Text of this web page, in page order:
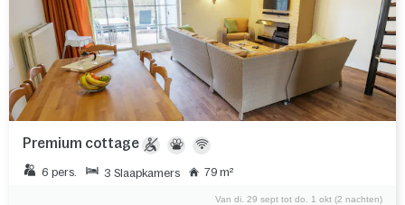
Premium cottage
6 pers. 3 Slaapkamers 79 m²
Van di. 29 sept tot do. 1 okt (2 nachten)